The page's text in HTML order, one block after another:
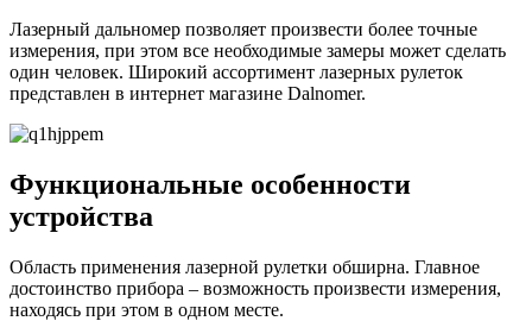
Лазерный дальномер позволяет произвести более точные
измерения, при этом все необходимые замеры может сделать
один человек. Широкий ассортимент лазерных рулеток
представлен в интернет магазине Dalnomer.
Функциональные особенности
устройства
Область применения лазерной рулетки обширна. Главное
достоинство прибора – возможность произвести измерения,
находясь при этом в одном месте.